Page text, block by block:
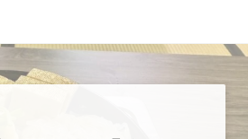
々家族旅行